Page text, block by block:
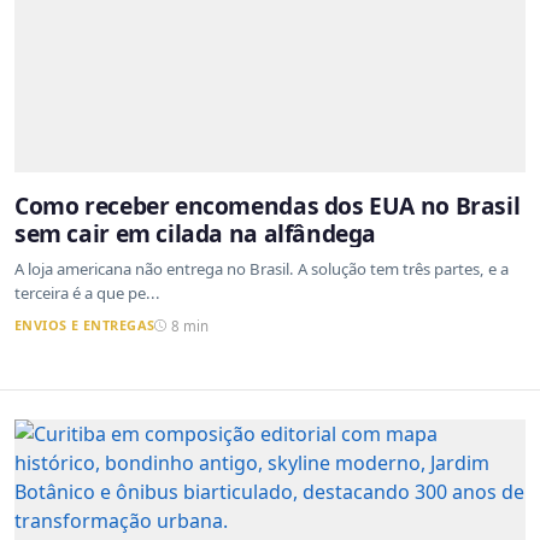
Como receber encomendas dos EUA no Brasil
sem cair em cilada na alfândega
A loja americana não entrega no Brasil. A solução tem três partes, e a
terceira é a que pe...
ENVIOS E ENTREGAS 8 min